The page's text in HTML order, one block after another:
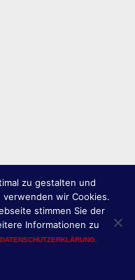
zu gestalten und
wir Cookies.
stimmen Sie der
Informationen zu
DATENSCHUTZERKLÄRUNG.